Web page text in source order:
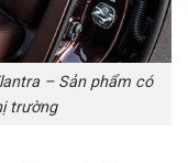
– Sản phẩm có
trường